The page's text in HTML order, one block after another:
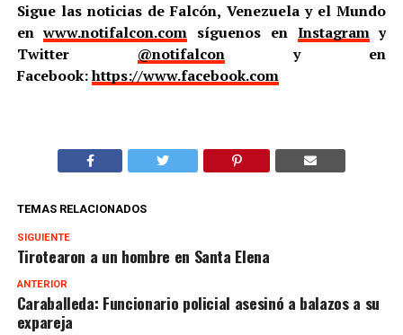
Sigue las noticias de Falcón, Venezuela y el Mundo
enwww.notifalcon.com síguenos en Instagramy
Twitter @notifalcony en
Facebook:https://www.facebook.com
TEMAS RELACIONADOS
SIGUIENTE
Tirotearon a un hombre en Santa Elena
ANTERIOR
Caraballeda: Funcionario policial asesinó a balazos a su
expareja